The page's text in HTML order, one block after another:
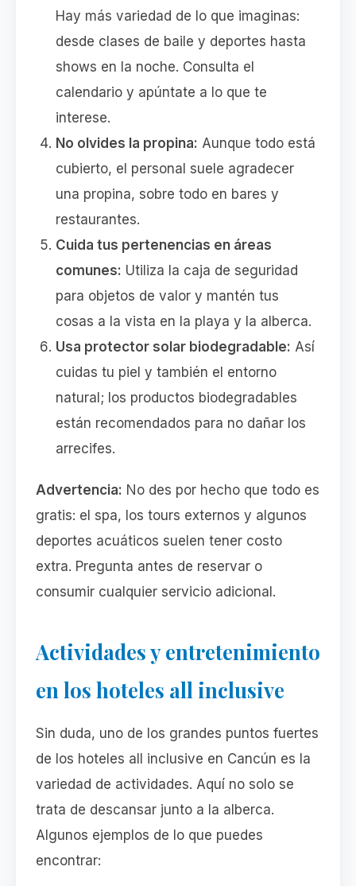
Hay más variedad de lo que imaginas:
desde clases de baile y deportes hasta
shows en la noche. Consulta el
calendario y apúntate a lo que te
interese.
No olvides la propina: Aunque todo está
cubierto, el personal suele agradecer
una propina, sobre todo en bares y
restaurantes.
Cuida tus pertenencias en áreas
comunes: Utiliza la caja de seguridad
para objetos de valor y mantén tus
cosas a la vista en la playa y la alberca.
Usa protector solar biodegradable: Así
cuidas tu piel y también el entorno
natural; los productos biodegradables
están recomendados para no dañar los
arrecifes.
Advertencia: No des por hecho que todo es
gratis: el spa, los tours externos y algunos
deportes acuáticos suelen tener costo
extra. Pregunta antes de reservar o
consumir cualquier servicio adicional.
Actividades y entretenimiento
en los hoteles all inclusive
Sin duda, uno de los grandes puntos fuertes
de los hoteles all inclusive en Cancún es la
variedad de actividades. Aquí no solo se
trata de descansar junto a la alberca.
Algunos ejemplos de lo que puedes
encontrar: